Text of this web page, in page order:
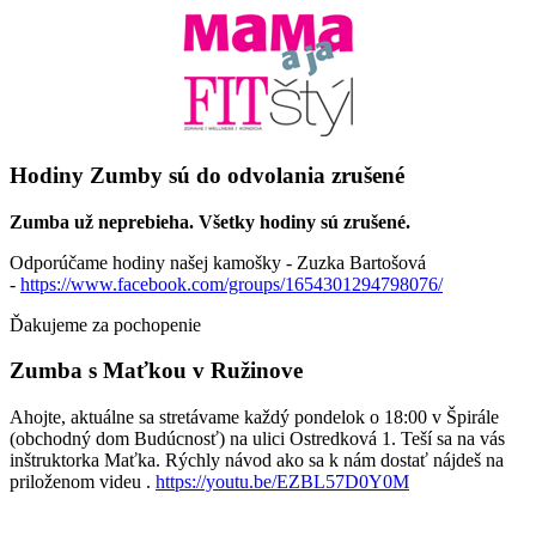
Hodiny Zumby sú do odvolania zrušené
Zumba už neprebieha. Všetky hodiny sú zrušené.
Odporúčame hodiny našej kamošky - Zuzka Bartošová
- https://www.facebook.com/groups/1654301294798076/
Ďakujeme za pochopenie
Zumba s Maťkou v Ružinove
Ahojte, aktuálne sa stretávame každý pondelok o 18:00 v Špirále
(obchodný dom Budúcnosť) na ulici Ostredková 1. Teší sa na vás
inštruktorka Maťka. Rýchly návod ako sa k nám dostať nájdeš na
priloženom videu . https://youtu.be/EZBL57D0Y0M